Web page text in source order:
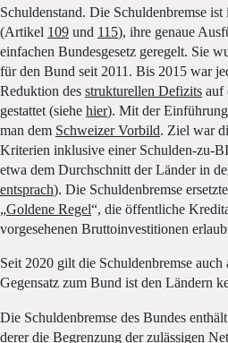
Schuldenstand. Die Schuldenbremse
(Artikel 109 und 115), ihre genaue
einfachen Bundesgesetz geregelt. Sie
für den Bund seit 2011. Bis 2015 war
Reduktion des strukturellen Defizits auf
gestattet (siehe hier). Mit der
man dem Schweizer Vorbild. Ziel war
Kriterien inklusive einer Schulden-zu-
etwa dem Durchschnitt der Länder in
entsprach). Die Schuldenbremse
„Goldene Regel“, die öffentliche
vorgesehenen Bruttoinvestitionen
Seit 2020 gilt die Schuldenbremse auch
Gegensatz zum Bund ist den Ländern
Die Schuldenbremse des Bundes
derer die Begrenzung der zulässigen